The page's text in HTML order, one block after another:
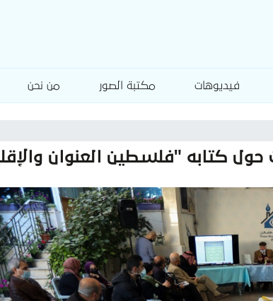
فيديوهات مكتبة الصور من نحن
كتابه "فلسطين العنوان